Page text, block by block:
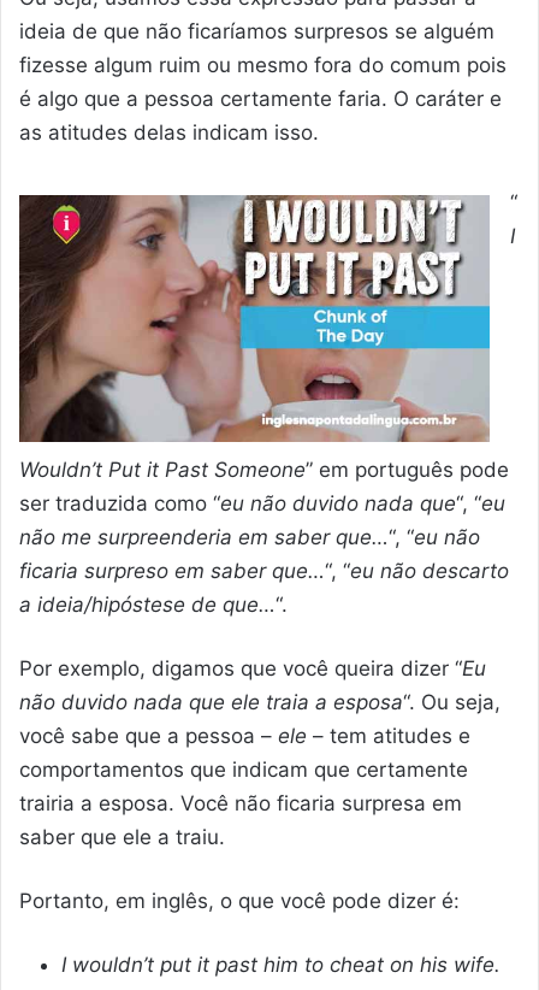
ideia de que não ficaríamos surpresos se alguém
fizesse algum ruim ou mesmo fora do comum pois
é algo que a pessoa certamente faria. O caráter e
as atitudes delas indicam isso.
“
I
Wouldn’t Put it Past Someone” em português pode
ser traduzida como “eu não duvido nada que“, “eu
não me surpreenderia em saber que…“, “eu não
ficaria surpreso em saber que…“, “eu não descarto
a ideia/hipóstese de que…“.
Por exemplo, digamos que você queira dizer “Eu
não duvido nada que ele traia a esposa“. Ou seja,
você sabe que a pessoa – ele – tem atitudes e
comportamentos que indicam que certamente
trairia a esposa. Você não ficaria surpresa em
saber que ele a traiu.
Portanto, em inglês, o que você pode dizer é:
I wouldn’t put it past him to cheat on his wife.